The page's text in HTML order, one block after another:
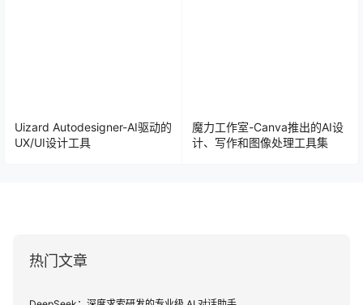
Uizard Autodesigner-AI驱动的
UX/UI设计工具
魔力工作室-Canva推出的AI设
计、写作和图像处理工具集
热门文章